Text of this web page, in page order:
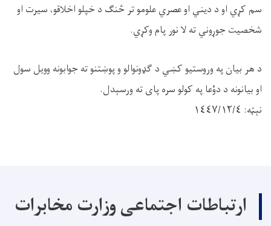
سم کړي او د دیني او عصري علومو تر څنګ د خپلو اخلاقو، سیرت او
شخصیت جوړوني ته لا نور پام وکړي.
د هر بيان په وروستيو کښي د ګډونوالو و پوښتنو ته جوابونه وويل سول
او بيانونه د دؤعا په کولو سره پاى ته ورسېدل.
نېټه: ١٤٤٧/١٢/٤
ارتباطات اجتماعی وزارت مخابرات